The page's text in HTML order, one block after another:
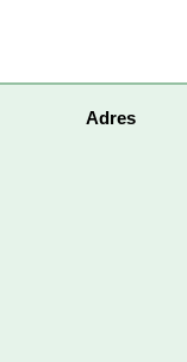
Adres